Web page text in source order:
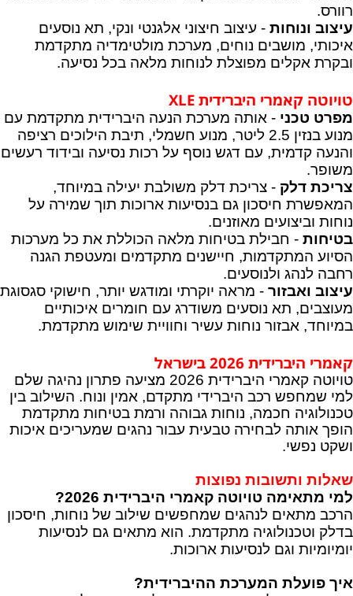
רוורס.
עיצוב ונוחות - עיצוב חיצוני אלגנטי ונקי, תא נוסעים
איכותי, מושבים נוחים, מערכת מולטימדיה מתקדמת
ובקרת אקלים מפוצלת לנוחות מלאה בכל נסיעה.
טויוטה קאמרי היברידית XLE
מפרט טכני - אותה מערכת הנעה היברידית מתקדמת עם
מנוע בנזין 2.5 ליטר, מנוע חשמלי, תיבת הילוכים רציפה
והנעה קדמית, עם דגש נוסף על רכות נסיעה ובידוד רעשים
משופר.
צריכת דלק - צריכת דלק משולבת יעילה במיוחד,
המאפשרת חיסכון גם בנסיעות ארוכות תוך שמירה על
נוחות וביצועים מאוזנים.
בטיחות - חבילת בטיחות מלאה הכוללת את כל מערכות
הסיוע המתקדמות, חיישנים מתקדמים ומעטפת הגנה
רחבה לנהג ולנוסעים.
עיצוב ואבזור - מראה יוקרתי ומודגש יותר, חישוקי סגסוגת
מעוצבים, תא נוסעים משודרג עם חומרים איכותיים
במיוחד, אבזור נוחות עשיר וחוויית שימוש מתקדמת.
קאמרי היברידית 2026 בישראל
טויוטה קאמרי היברידית 2026 מציעה פתרון נהיגה שלם
למי שמחפש רכב היברידי מתקדם, אמין ונוח. השילוב בין
טכנולוגיה חכמה, נוחות גבוהה ורמת בטיחות מתקדמת
הופך אותה לבחירה טבעית עבור נהגים שמעריכים איכות
ושקט נפשי.
שאלות ותשובות נפוצות
למי מתאימה טויוטה קאמרי היברידית 2026?
הרכב מתאים לנהגים שמחפשים שילוב של נוחות, חיסכון
בדלק וטכנולוגיה מתקדמת. הוא מתאים גם לנסיעות
יומיומיות וגם לנסיעות ארוכות.
איך פועלת המערכת ההיברידית?